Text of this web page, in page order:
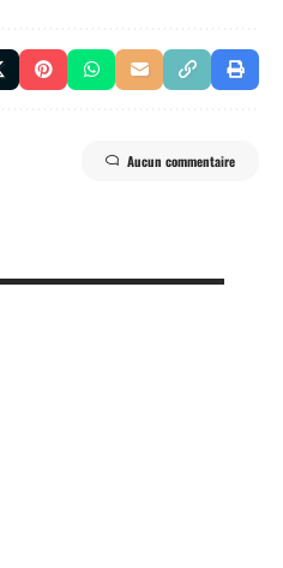
Aucun commentaire